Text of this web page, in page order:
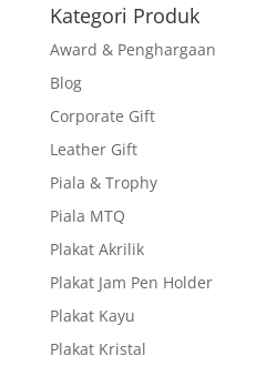
Kategori Produk
Award & Penghargaan
Blog
Corporate Gift
Leather Gift
Piala & Trophy
Piala MTQ
Plakat Akrilik
Plakat Jam Pen Holder
Plakat Kayu
Plakat Kristal